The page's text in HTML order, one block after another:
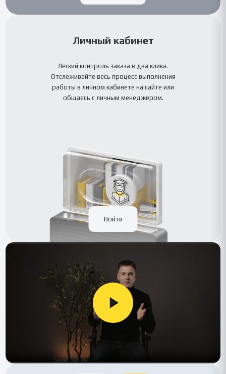
Личный кабинет
Легкий контроль заказа в два клика.
Отслеживайте весь процесс выполнения
работы в личном кабинете на сайте или
общаясь с личным менеджером.
Войти